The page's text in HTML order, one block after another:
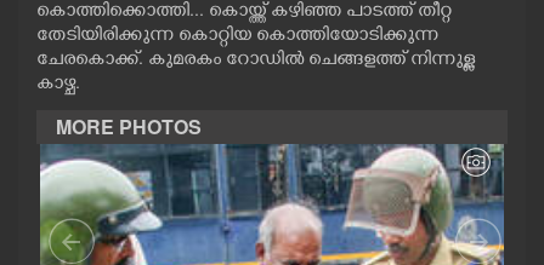
OPINION
PHOTOS
LIFESTYLE
കൊത്തിക്കൊത്തി... കൊയ്ത്ത് കഴിഞ്ഞ പാടത്ത് തീറ്റ
തേടിയിരിക്കുന്ന കൊറ്റിയ കൊത്തിയോടിക്കുന്ന
ചേരകൊക്ക്. കുമരകം റോഡിൽ ചെങ്ങളത്ത് നിന്നുള്ള
കാഴ്ച.
MORE PHOTOS